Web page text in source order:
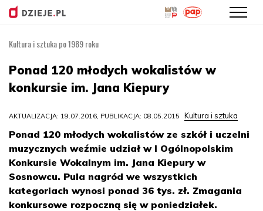
treści
Kultura i sztuka po 1989 roku
Ponad 120 młodych wokalistów w
konkursie im. Jana Kiepury
AKTUALIZACJA: 19.07.2016, PUBLIKACJA: 08.05.2015 Kultura i sztuka
Ponad 120 młodych wokalistów ze szkół i uczelni
muzycznych weźmie udział w I Ogólnopolskim
Konkursie Wokalnym im. Jana Kiepury w
Sosnowcu. Pula nagród we wszystkich
kategoriach wynosi ponad 36 tys. zł. Zmagania
konkursowe rozpoczną się w poniedziałek.